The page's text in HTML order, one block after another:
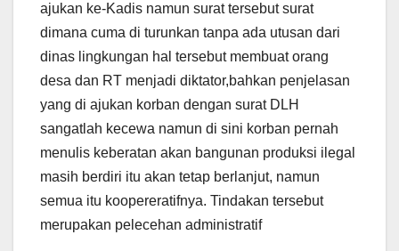
ajukan ke-Kadis namun surat tersebut surat
dimana cuma di turunkan tanpa ada utusan dari
dinas lingkungan hal tersebut membuat orang
desa dan RT menjadi diktator,bahkan penjelasan
yang di ajukan korban dengan surat DLH
sangatlah kecewa namun di sini korban pernah
menulis keberatan akan bangunan produksi ilegal
masih berdiri itu akan tetap berlanjut, namun
semua itu koopereratifnya. Tindakan tersebut
merupakan pelecehan administratif